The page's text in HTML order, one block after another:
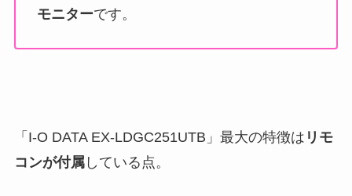
モニターです。
「I-O DATA ‎EX-LDGC251UTB」最大の特徴は リモ
コンが付属している点。